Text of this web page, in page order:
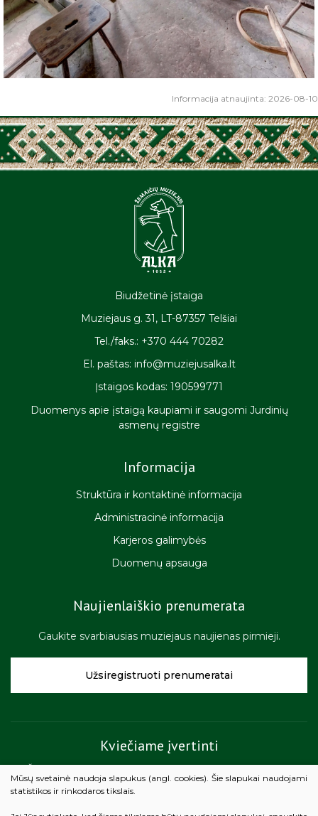
Informacija atnaujinta: 2026-08-10
Biudžetinė įstaiga
Muziejaus g. 31, LT-87357 Telšiai
Tel./faks.: +370 444 70282
El. paštas: info@muziejusalka.lt
Įstaigos kodas: 190599771
Duomenys apie įstaigą kaupiami ir saugomi Jurdinių
asmenų registre
Informacija
Struktūra ir kontaktinė informacija
Administracinė informacija
Karjeros galimybės
Duomenų apsauga
Naujienlaiškio prenumerata
Gaukite svarbiausias muziejaus naujienas pirmieji.
Užsiregistruoti prenumeratai
Kviečiame įvertinti
Žemaičių muziejaus „Alka“ teikiamų paslaugų kokybę.
Vertinti
Mūsų svetainė naudoja slapukus (angl. cookies). Šie slapukai naudojami
statistikos ir rinkodaros tikslais.